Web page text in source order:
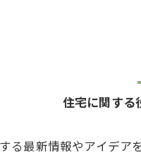
住宅に関する
る最新情報やアイデ